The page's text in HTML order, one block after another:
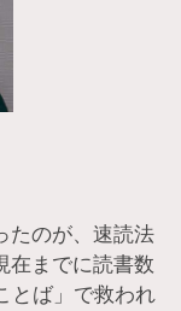
たのが、速読法
在までに読書数
とば」で救われ